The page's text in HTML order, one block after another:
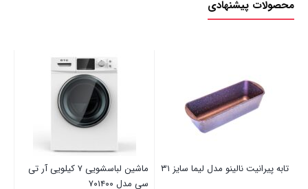
محصولات پیشنهادی
تابه پیرانیت نالینو مدل لیما سایز ۳۱
ماشین لباسشویی ۷ کیلویی آر تی
سی مدل ۷۰۱۴۰۰